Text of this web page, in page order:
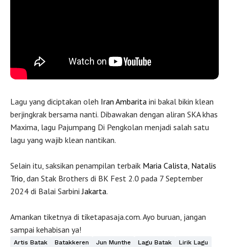
Lagu yang diciptakan oleh Iran Ambarita ini bakal bikin klean
berjingkrak bersama nanti. Dibawakan dengan aliran SKA khas
Maxima, lagu Pajumpang Di Pengkolan menjadi salah satu
lagu yang wajib klean nantikan.
Selain itu, saksikan penampilan terbaik Maria Calista, Natalis
Trio, dan Stak Brothers di BK Fest 2.0 pada 7 September
2024 di Balai SarbiniJakarta.
Amankan tiketnya di tiketapasaja.com. Ayo buruan, jangan
sampai kehabisan ya!
Artis Batak Batakkeren Jun Munthe Lagu Batak
Lirik Lagu